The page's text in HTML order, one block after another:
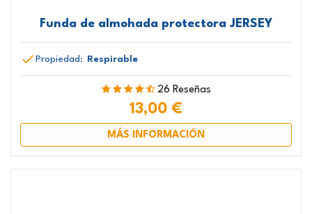
Funda de almohada protectora JERSEY
Propiedad: Respirable
26 Reseñas
13,00 €
MÁS INFORMACIÓN